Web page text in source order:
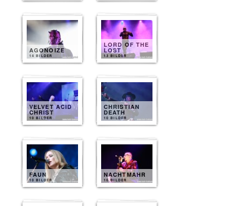
AGONOIZE
14 BILDER
LORD OF THE
LOST
13 BILDER
VELVET ACID
CHRIST
10 BILDER
CHRISTIAN
DEATH
10 BILDER
FAUN
10 BILDER
NACHTMAHR
10 BILDER